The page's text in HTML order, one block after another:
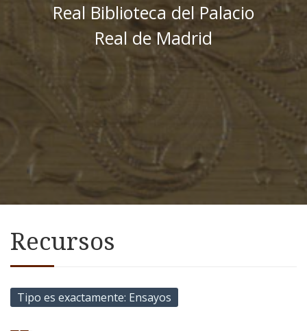
Real Biblioteca del Palacio
Real de Madrid
Recursos
Tipo es exactamente Ensayos